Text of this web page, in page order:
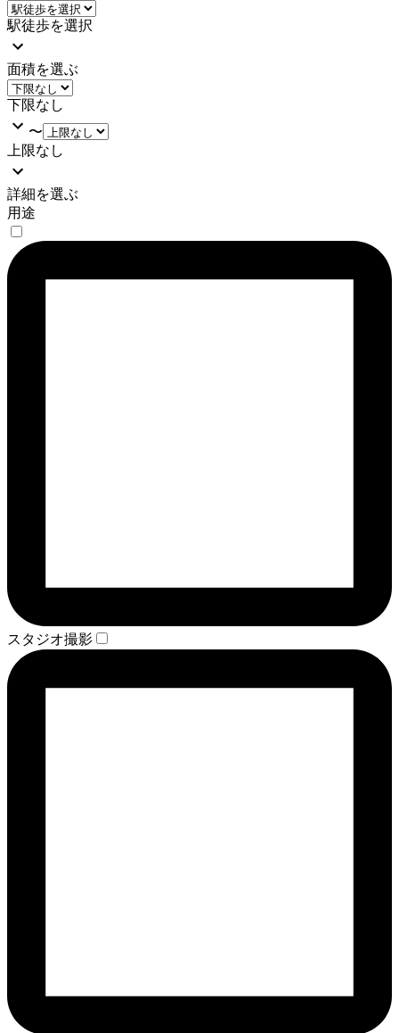
駅徒歩を選択
面積を選ぶ
下限なし
〜
上限なし
詳細を選ぶ
用途
スタジオ撮影